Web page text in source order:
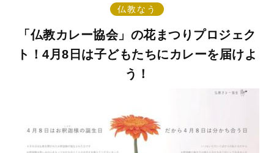
仏教なう
「仏教カレー協会」の花まつりプロジェク
ト！4月8日は子どもたちにカレーを届けよ
う！